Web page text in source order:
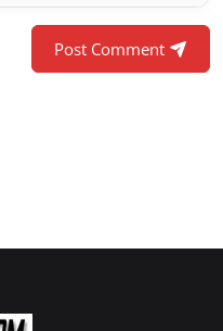
Post Comment